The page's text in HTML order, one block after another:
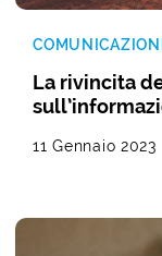
La rivincita
11 Gennaio 2023